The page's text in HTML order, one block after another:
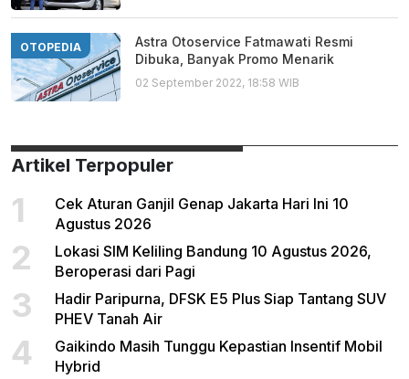
OTOPEDIA
Astra Otoservice Fatmawati Resmi
Dibuka, Banyak Promo Menarik
02 September 2022, 18:58 WIB
Artikel Terpopuler
1
Cek Aturan Ganjil Genap Jakarta Hari Ini 10
Agustus 2026
2
Lokasi SIM Keliling Bandung 10 Agustus 2026,
Beroperasi dari Pagi
3
Hadir Paripurna, DFSK E5 Plus Siap Tantang SUV
PHEV Tanah Air
4
Gaikindo Masih Tunggu Kepastian Insentif Mobil
Hybrid